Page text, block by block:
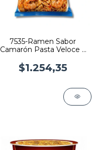
7535-Ramen Sabor
Camarón Pasta Veloce x
$1.254,35